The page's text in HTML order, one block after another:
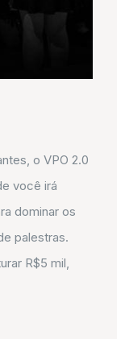
o VPO 2.0
você irá
dominar os
palestras.
R$5 mil,